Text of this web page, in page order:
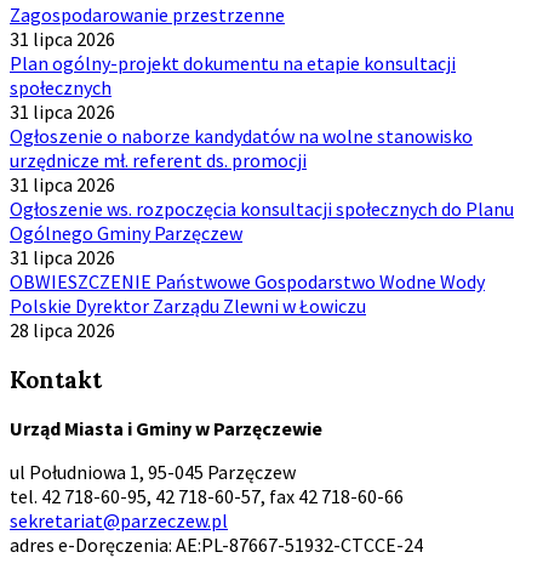
Zagospodarowanie przestrzenne
31 lipca 2026
Plan ogólny-projekt dokumentu na etapie konsultacji
społecznych
31 lipca 2026
Ogłoszenie o naborze kandydatów na wolne stanowisko
urzędnicze mł. referent ds. promocji
31 lipca 2026
Ogłoszenie ws. rozpoczęcia konsultacji społecznych do Planu
Ogólnego Gminy Parzęczew
31 lipca 2026
OBWIESZCZENIE Państwowe Gospodarstwo Wodne Wody
Polskie Dyrektor Zarządu Zlewni w Łowiczu
28 lipca 2026
Kontakt
Urząd Miasta i Gminy w Parzęczewie
ul Południowa 1, 95-045 Parzęczew
tel. 42 718-60-95, 42 718-60-57, fax 42 718-60-66
sekretariat@parzeczew.pl
adres e-Doręczenia: AE:PL-87667-51932-CTCCE-24